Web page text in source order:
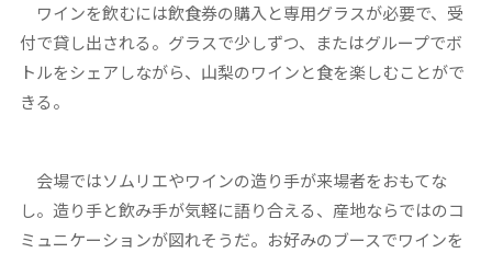
ワインを飲むには飲食券の購入と専用グラスが必要で、受
付で貸し出される。グラスで少しずつ、またはグループでボ
トルをシェアしながら、山梨のワインと食を楽しむことがで
きる。
会場ではソムリエやワインの造り手が来場者をおもてな
し。造り手と飲み手が気軽に語り合える、産地ならではのコ
ミュニケーションが図れそうだ。お好みのブースでワインを